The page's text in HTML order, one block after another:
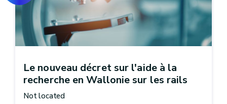
Le nouveau décret sur l'aide à la
recherche en Wallonie sur les rails
Not located